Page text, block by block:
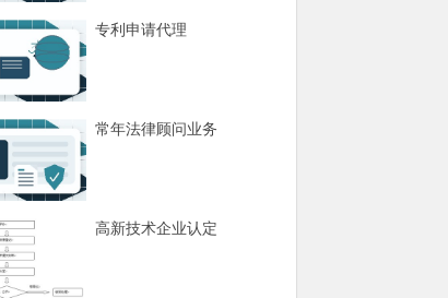
专利申请代理
常年法律顾问业务
高新技术企业认定